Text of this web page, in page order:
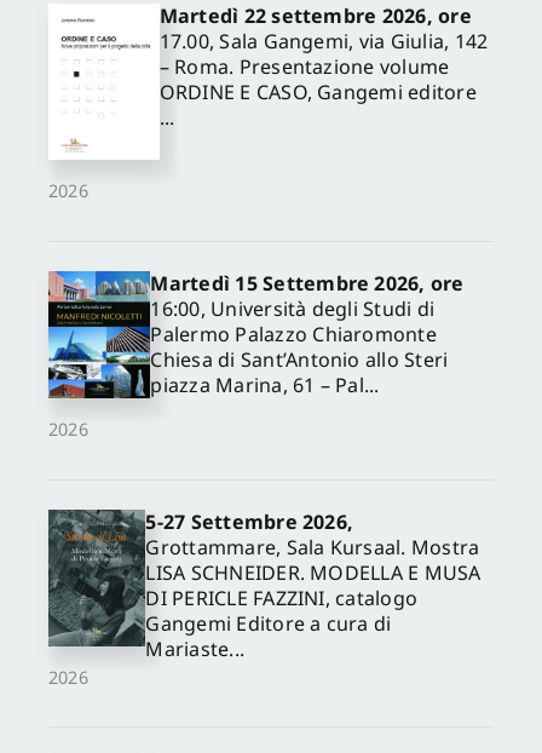
2026
Martedì 22 settembre 2026, ore
17.00, Sala Gangemi, via Giulia, 142
– Roma. Presentazione volume
ORDINE E CASO, Gangemi editore
...
2026
Martedì 15 Settembre 2026, ore
16:00, Università degli Studi di
Palermo Palazzo Chiaromonte
Chiesa di Sant’Antonio allo Steri
piazza Marina, 61 – Pal...
2026
5-27 Settembre 2026,
Grottammare, Sala Kursaal. Mostra
LISA SCHNEIDER. MODELLA E MUSA
DI PERICLE FAZZINI, catalogo
Gangemi Editore a cura di
Mariaste...